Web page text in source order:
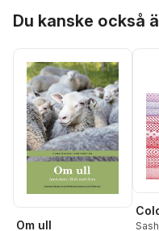
Du kanske också
Om ull